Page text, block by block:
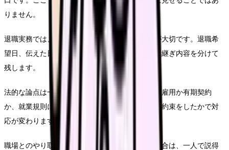
りません。
退職実務では、感情の正しさより記録の正確さが大切です。退職希
望日、伝えた日、相手の返答、有休残日数、引き継ぎ内容を分けて
残します。
法的な論点は一般論だけでは決まりません。無期雇用か有期契約
か、就業規則に何と書いてあるか、実際にどんな約束をしたかで対
応が変わります。
職場とのやり取りが強い引き止めになっている場合は、一人で説得